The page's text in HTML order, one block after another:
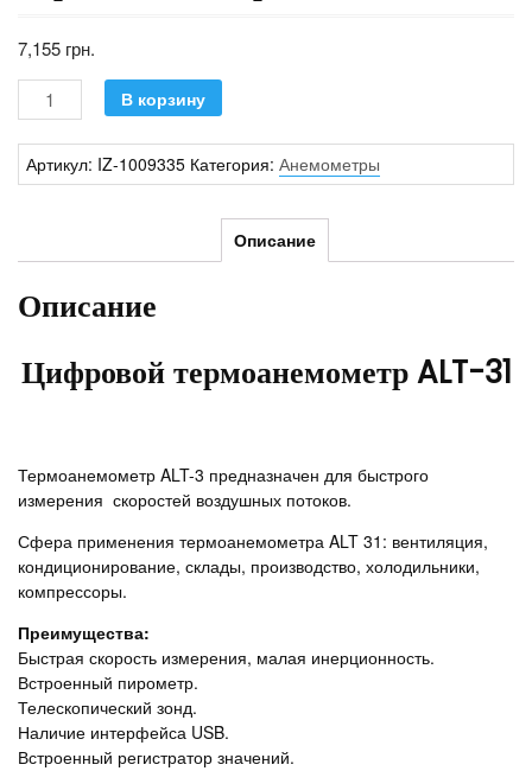
7,155 грн.
Количество В корзину
Артикул: IZ-1009335 Категория: Анемометры
Описание
Описание
Цифровой термоанемометр ALT-31
Термоанемометр ALT-3 предназначен для быстрого
измерения скоростей воздушных потоков.
Сфера применения термоанемометра ALT 31: вентиляция,
кондиционирование, склады, производство, холодильники,
компрессоры.
Преимущества:
Быстрая скорость измерения, малая инерционность.
Встроенный пирометр.
Телескопический зонд.
Наличие интерфейса USB.
Встроенный регистратор значений.